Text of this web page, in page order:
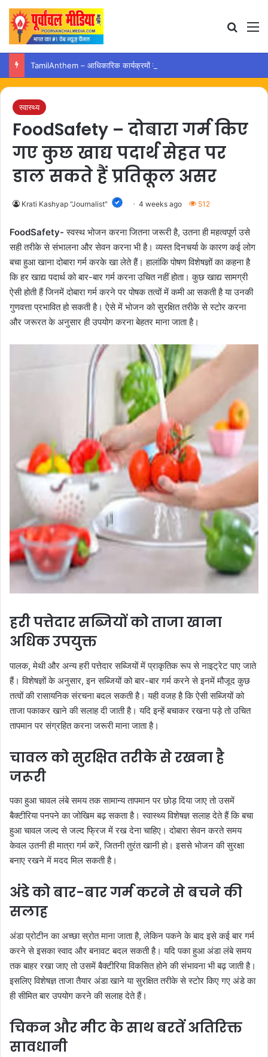
स्वास्थ्य
FoodSafety – दोबारा गर्म किए
गए कुछ खाद्य पदार्थ सेहत पर
डाल सकते हैं प्रतिकूल असर
Krati Kashyap "Journalist" 4 weeks ago 512
FoodSafety- स्वस्थ भोजन करना जितना जरूरी है, उतना ही महत्वपूर्ण उसे
सही तरीके से संभालना और सेवन करना भी है। व्यस्त दिनचर्या के कारण कई लोग
बचा हुआ खाना दोबारा गर्म करके खा लेते हैं। हालांकि पोषण विशेषज्ञों का कहना है
कि हर खाद्य पदार्थ को बार-बार गर्म करना उचित नहीं होता। कुछ खाद्य सामग्री
ऐसी होती हैं जिनमें दोबारा गर्म करने पर पोषक तत्वों में कमी आ सकती है या उनकी
गुणवत्ता प्रभावित हो सकती है। ऐसे में भोजन को सुरक्षित तरीके से स्टोर करना
और जरूरत के अनुसार ही उपयोग करना बेहतर माना जाता है।
हरी पत्तेदार सब्जियों को ताजा खाना
अधिक उपयुक्त
पालक, मेथी और अन्य हरी पत्तेदार सब्जियों में प्राकृतिक रूप से नाइट्रेट पाए जाते
हैं। विशेषज्ञों के अनुसार, इन सब्जियों को बार-बार गर्म करने से इनमें मौजूद कुछ
तत्वों की रासायनिक संरचना बदल सकती है। यही वजह है कि ऐसी सब्जियों को
ताजा पकाकर खाने की सलाह दी जाती है। यदि इन्हें बचाकर रखना पड़े तो उचित
तापमान पर संग्रहित करना जरूरी माना जाता है।
चावल को सुरक्षित तरीके से रखना है
जरूरी
पका हुआ चावल लंबे समय तक सामान्य तापमान पर छोड़ दिया जाए तो उसमें
बैक्टीरिया पनपने का जोखिम बढ़ सकता है। स्वास्थ्य विशेषज्ञ सलाह देते हैं कि बचा
हुआ चावल जल्द से जल्द फ्रिज में रख देना चाहिए। दोबारा सेवन करते समय
केवल उतनी ही मात्रा गर्म करें, जितनी तुरंत खानी हो। इससे भोजन की सुरक्षा
बनाए रखने में मदद मिल सकती है।
अंडे को बार-बार गर्म करने से बचने की
सलाह
अंडा प्रोटीन का अच्छा स्रोत माना जाता है, लेकिन पकने के बाद इसे कई बार गर्म
करने से इसका स्वाद और बनावट बदल सकती है। यदि पका हुआ अंडा लंबे समय
तक बाहर रखा जाए तो उसमें बैक्टीरिया विकसित होने की संभावना भी बढ़ जाती है।
इसलिए विशेषज्ञ ताजा तैयार अंडा खाने या सुरक्षित तरीके से स्टोर किए गए अंडे का
ही सीमित बार उपयोग करने की सलाह देते हैं।
चिकन और मीट के साथ बरतें अतिरिक्त
सावधानी